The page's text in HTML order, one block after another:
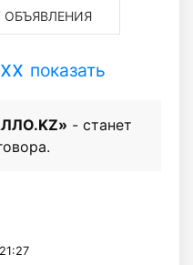
ОБЪЯВЛЕНИЯ
показать
- станет